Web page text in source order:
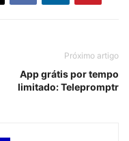
Próximo artigo
App grátis por tempo
limitado: Telepromptr